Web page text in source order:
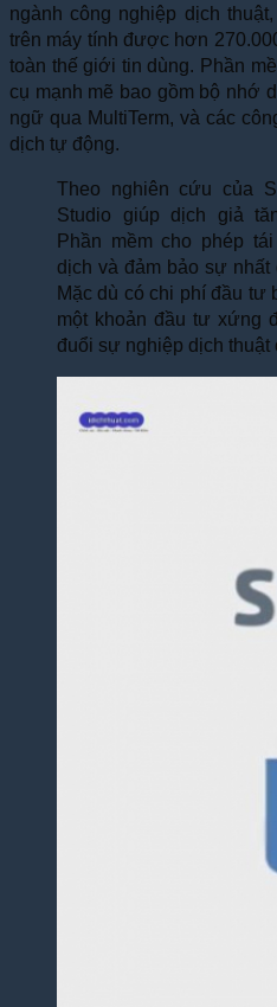
ngành công nghiệp dịch
trên máy tính được hơn
toàn thế giới tin dùng. Phần
cụ mạnh mẽ bao gồm bộ nhớ
ngữ qua MultiTerm, và các
dịch tự động.
Theo nghiên cứu của
Studio giúp dịch giả
Phần mềm cho phép
dịch và đảm bảo sự
Mặc dù có chi phí đầu tư
một khoản đầu tư xứng
đuổi sự nghiệp dịch thuật